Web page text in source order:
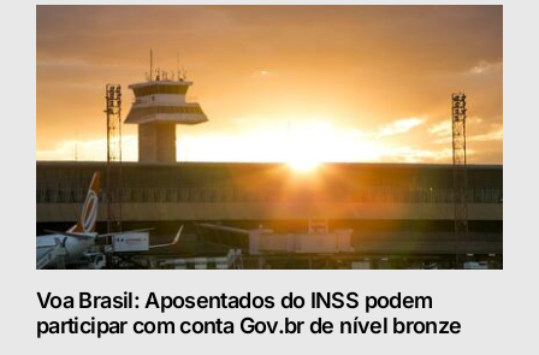
Voa Brasil: Aposentados do INSS podem
participar com conta Gov.br de nível bronze